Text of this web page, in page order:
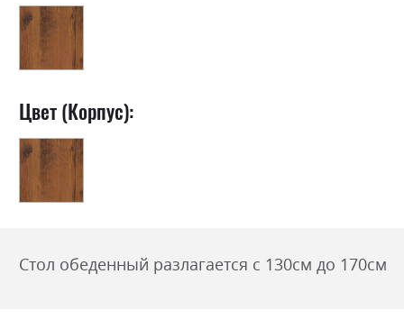
Цвет (Корпус):
Стол обеденный разлагается с 130см до 170см